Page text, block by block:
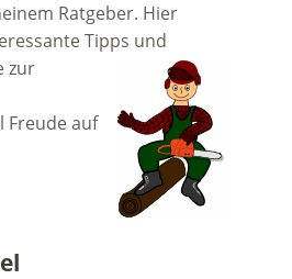
Ratgeber. Hier
Tipps und
zur
Freude auf